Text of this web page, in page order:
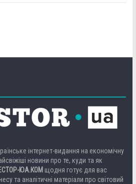
інтернет-видання на економічну
новини про те, куди та як
ЮА.КОМ щодня готує для вас
та аналітичні матеріали про світовий